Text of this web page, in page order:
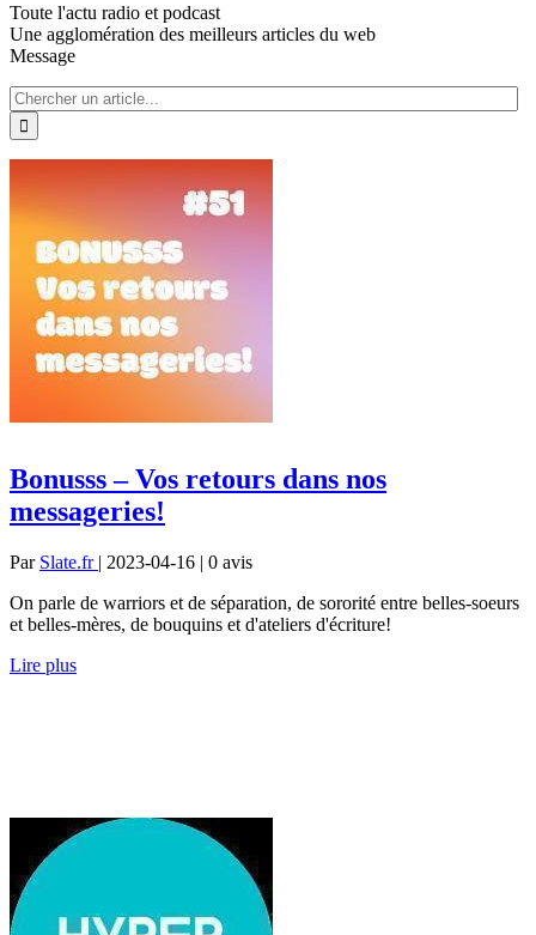
Toute l'actu radio et podcast
Une agglomération des meilleurs articles du web
Message
Bonusss – Vos retours dans nos
messageries!
Par Slate.fr | 2023-04-16 | 0 avis
On parle de warriors et de séparation, de sororité entre belles-soeurs
et belles-mères, de bouquins et d'ateliers d'écriture!
Lire plus